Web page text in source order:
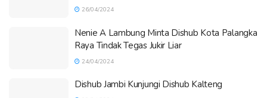
26/04/2024
Nenie A Lambung Minta Dishub Kota Palangka
Raya Tindak Tegas Jukir Liar
24/04/2024
Dishub Jambi Kunjungi Dishub Kalteng